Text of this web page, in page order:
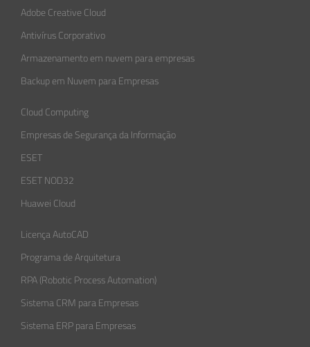
Adobe Creative Cloud
Antivírus Corporativo
Armazenamento em nuvem para empresas
Backup em Nuvem para Empresas
Cloud Computing
Empresas de Segurança da Informação​
ESET
ESET NOD32
Huawei Cloud
Licença AutoCAD
Programa de Arquitetura
RPA (Robotic Process Automation)
Sistema CRM para Empresas
Sistema ERP para Empresas